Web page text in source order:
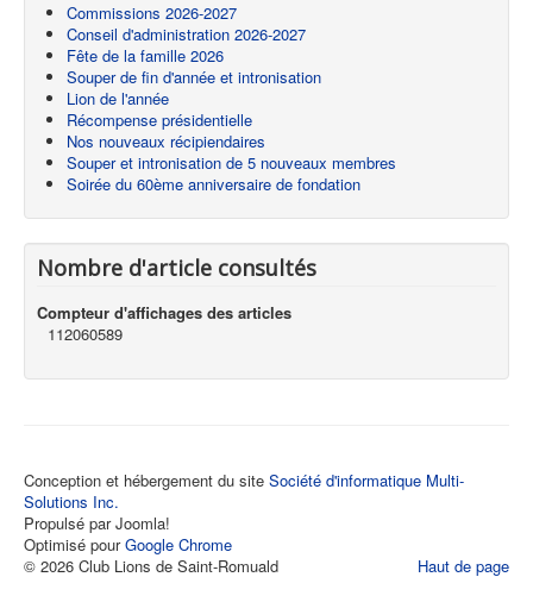
Commissions 2026-2027
Conseil d'administration 2026-2027
Fête de la famille 2026
Souper de fin d'année et intronisation
Lion de l'année
Récompense présidentielle
Nos nouveaux récipiendaires
Souper et intronisation de 5 nouveaux membres
Soirée du 60ème anniversaire de fondation
Nombre d'article consultés
Compteur d'affichages des articles
112060589
Conception et hébergement du site Société d'informatique Multi-
Solutions Inc.
Propulsé par Joomla!
Optimisé pourGoogle Chrome
Haut de page
© 2026 Club Lions de Saint-Romuald